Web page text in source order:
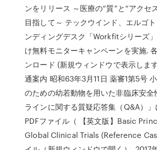
ンをリリース ～医療の“質”と“アクセ
目指して～ テックウインド、エルゴ
ンディングデスク「Workfitシリーズ
け無料モニターキャンペーンを実施.
ンロード (新規ウィンドウで表示しま
通案内 昭和63年3月11日 薬審1第5号
のための幼若動物を用いた非臨床安全
ラインに関する質疑応答集（Q&A）」
PDFファイル（ 【英文版】Basic
Global Clinical Trials (Reference